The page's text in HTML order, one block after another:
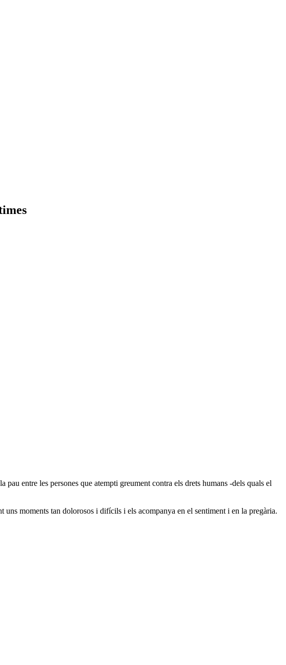
entre les persones que atempti greument contra els drets humans -dels quals el
moments tan dolorosos i difícils i els acompanya en el sentiment i en la pregària.